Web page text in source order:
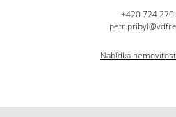
+420 724 270
Nabídka